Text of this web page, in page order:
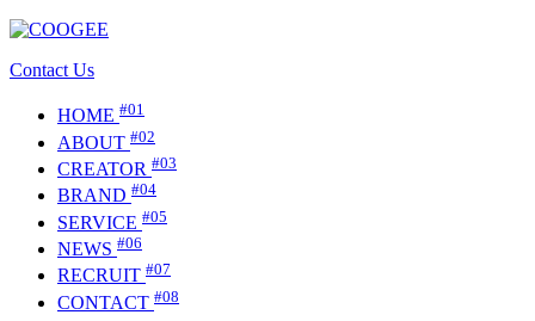
Contact Us
HOME #01
ABOUT #02
CREATOR #03
BRAND #04
SERVICE #05
NEWS #06
RECRUIT #07
CONTACT #08